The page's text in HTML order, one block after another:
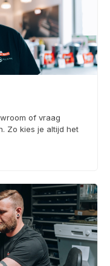
of vraag
Zo kies je altijd het